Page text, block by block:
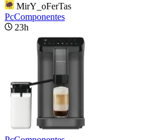
MirY_oFerTas
PcComponentes
23h